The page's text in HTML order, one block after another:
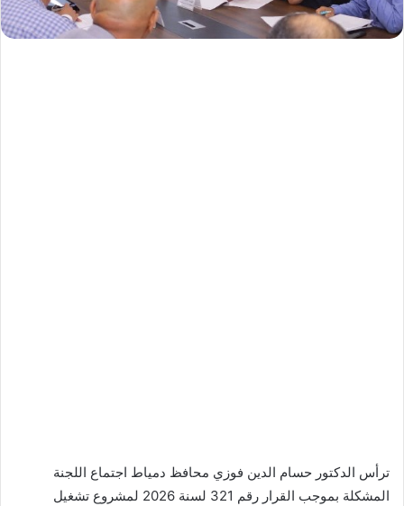
ترأس الدكتور حسام الدين فوزي محافظ دمياط اجتماع اللجنة
المشكلة بموجب القرار رقم 321 لسنة 2026 لمشروع تشغيل